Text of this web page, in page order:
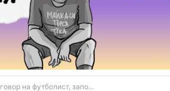
заподозрян в уреждане на мачове